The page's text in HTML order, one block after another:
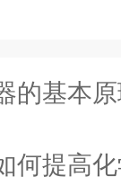
的基本
何提高